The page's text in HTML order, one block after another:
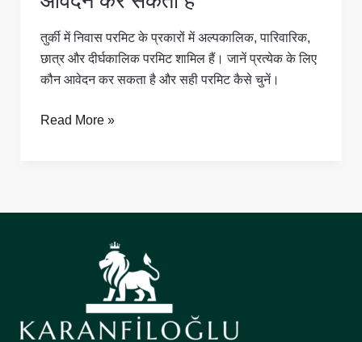
तुर्की में निवास परमिट के प्रकारों में अल्पकालिक, पारिवारिक,
छात्र और दीर्घकालिक परमिट शामिल हैं। जानें प्रत्येक के लिए
कौन आवेदन कर सकता है और सही परमिट कैसे चुनें।
Read More »